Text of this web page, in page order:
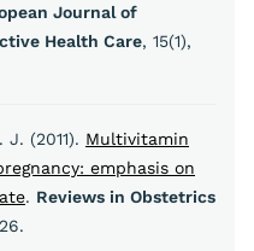
Journal of
Health Care, 15(1),
(2011). Multivitamin
emphasis on
. Reviews in Obstetrics